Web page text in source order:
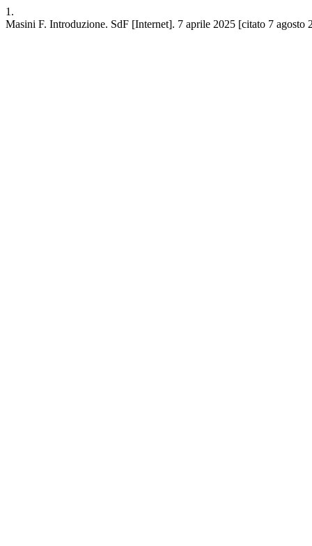
1.
Masini F. Introduzione. SdF [Internet]. 7 aprile 2025 [citato 7